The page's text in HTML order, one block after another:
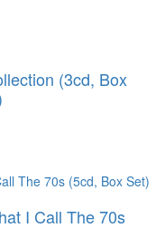
(3cd, Box
I Call The 70s